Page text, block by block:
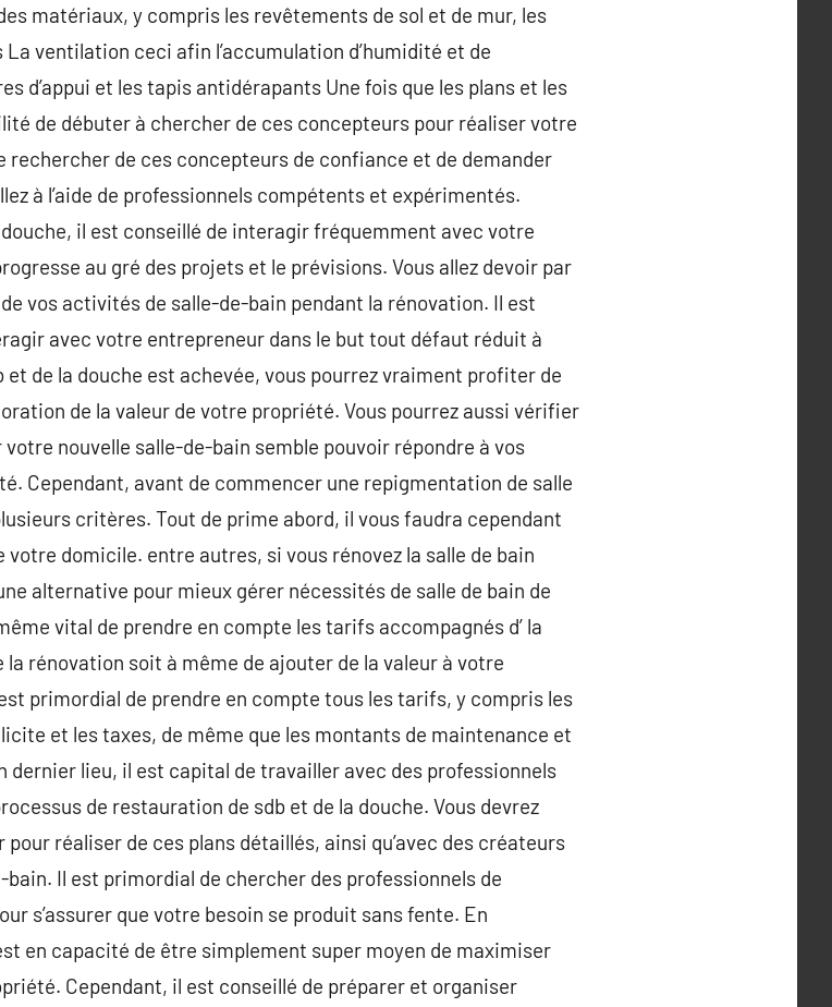
matériaux, y compris les revêtements de sol et de mur, les
ventilation ceci afin l’accumulation d’humidité et de
d’appui et les tapis antidérapants Une fois que les plans et les
de débuter à chercher de ces concepteurs pour réaliser votre
de ces concepteurs de confiance et de demander
à l’aide de professionnels compétents et expérimentés.
il est conseillé de interagir fréquemment avec votre
au gré des projets et le prévisions. Vous allez devoir par
vos activités de salle-de-bain pendant la rénovation. Il est
avec votre entrepreneur dans le but tout défaut réduit à
de la douche est achevée, vous pourrez vraiment profiter de
de la valeur de votre propriété. Vous pourrez aussi vérifier
nouvelle salle-de-bain semble pouvoir répondre à vos
Cependant, avant de commencer une repigmentation de salle
critères. Tout de prime abord, il vous faudra cependant
domicile. entre autres, si vous rénovez la salle de bain
alternative pour mieux gérer nécessités de salle de bain de
vital de prendre en compte les tarifs accompagnés d’ la
rénovation soit à même de ajouter de la valeur à votre
primordial de prendre en compte tous les tarifs, y compris les
et les taxes, de même que les montants de maintenance et
dernier lieu, il est capital de travailler avec des professionnels
de restauration de sdb et de la douche. Vous devrez
réaliser de ces plans détaillés, ainsi qu’avec des créateurs
Il est primordial de chercher des professionnels de
s’assurer que votre besoin se produit sans fente. En
en capacité de être simplement super moyen de maximiser
Cependant, il est conseillé de préparer et organiser